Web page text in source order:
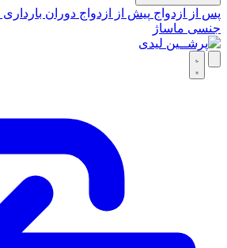
پس از ازدواج پیش از ازدواج دوران بارداری
جنسی ماساژ